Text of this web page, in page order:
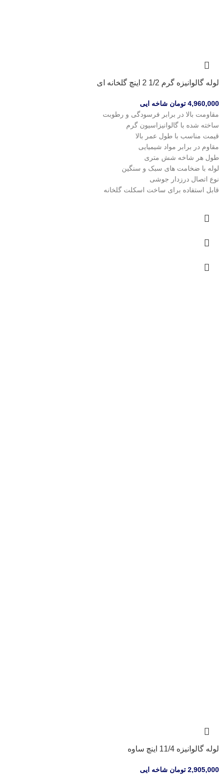
لوله گالوانیزه گرم 1/2 2 اینچ گلخانه ای
4,960,000 تومان شاخه ایی
مقاومت بالا در برابر فرسودگی و رطوبت
ساخته شده با گالوانیزاسیون گرم
قیمت مناسب با طول عمر بالا
مقاوم در برابر مواد شیمیایی
طول هر شاخه شش متری
لوله با ضخامت های سبک و سنگین
نوع اتصال درزدار جوشی
قابل استفاده برای ساخت اسکلت گلخانه
لوله گالوانیزه 11/4 اینچ ساوه
2,905,000 تومان شاخه ایی